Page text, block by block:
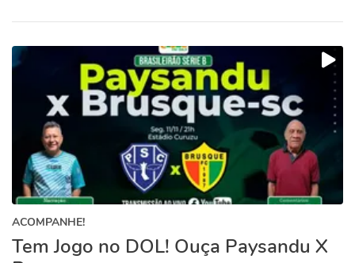
ACOMPANHE!
Tem Jogo no DOL! Ouça Paysandu X